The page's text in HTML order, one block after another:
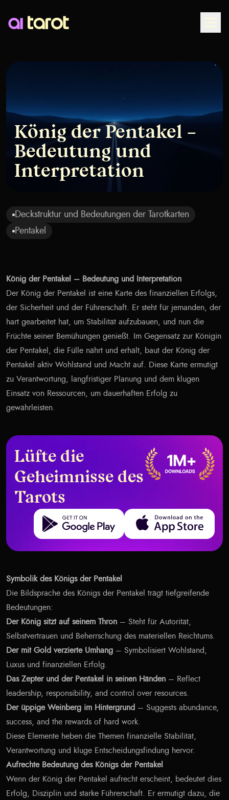
König der Pentakel –
Bedeutung und
Interpretation
Deckstruktur und Bedeutungen der Tarotkarten
Pentakel
König der Pentakel – Bedeutung und Interpretation
Der König der Pentakel ist eine Karte des finanziellen Erfolgs,
der Sicherheit und der Führerschaft. Er steht für jemanden, der
hart gearbeitet hat, um Stabilität aufzubauen, und nun die
Früchte seiner Bemühungen genießt. Im Gegensatz zur Königin
der Pentakel, die Fülle nährt und erhält, baut der König der
Pentakel aktiv Wohlstand und Macht auf. Diese Karte ermutigt
zu Verantwortung, langfristiger Planung und dem klugen
Einsatz von Ressourcen, um dauerhaften Erfolg zu
gewährleisten.
Lüfte die
Geheimnisse des
Tarots
Get it on Google Play Download on the App Store
Symbolik des Königs der Pentakel
Die Bildsprache des Königs der Pentakel trägt tiefgreifende
Bedeutungen:
Der König sitzt auf seinem Thron – Steht für Autorität,
Selbstvertrauen und Beherrschung des materiellen Reichtums.
Der mit Gold verzierte Umhang – Symbolisiert Wohlstand,
Luxus und finanziellen Erfolg.
Das Zepter und der Pentakel in seinen Händen – Reflect
leadership, responsibility, and control over resources.
Der üppige Weinberg im Hintergrund – Suggests abundance,
success, and the rewards of hard work.
Diese Elemente heben die Themen finanzielle Stabilität,
Verantwortung und kluge Entscheidungsfindung hervor.
Aufrechte Bedeutung des Königs der Pentakel
Wenn der König der Pentakel aufrecht erscheint, bedeutet dies
Erfolg, Disziplin und starke Führerschaft. Er ermutigt dazu, die